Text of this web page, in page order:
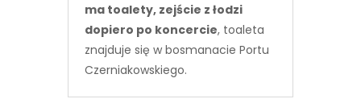
ma toalety, zejście z łodzi
dopiero po koncercie, toaleta
znajduje się w bosmanacie Portu
Czerniakowskiego.